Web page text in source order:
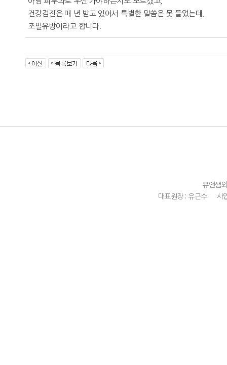
건강검진은 매 년 받고 있어서 특별한 말씀은 못 들었는데,
조밀유방이라고 합니다.
유앤샘
대표원장 : 유근수
사